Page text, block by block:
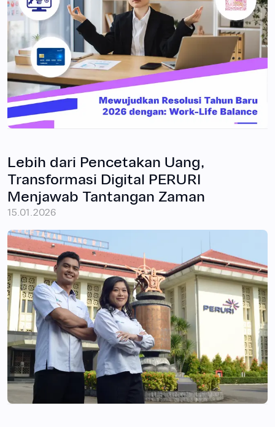
Lebih dari Pencetakan Uang,
Transformasi Digital PERURI
Menjawab Tantangan Zaman
15.01.2026